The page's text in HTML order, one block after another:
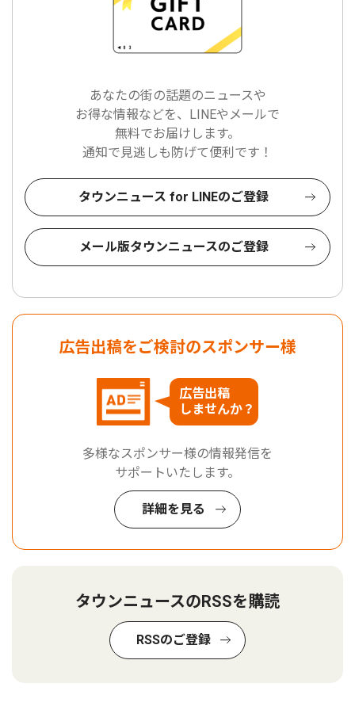
あなたの街の話題のニュースや
お得な情報などを、LINEやメールで
無料でお届けします。
通知で見逃しも防げて便利です！
タウンニュース for LINEのご登録
メール版タウンニュースのご登録
広告出稿をご検討のスポンサー様
広告出稿
しませんか？
多様なスポンサー様の情報発信を
サポートいたします。
詳細を見る
タウンニュースのRSSを購読
RSSのご登録